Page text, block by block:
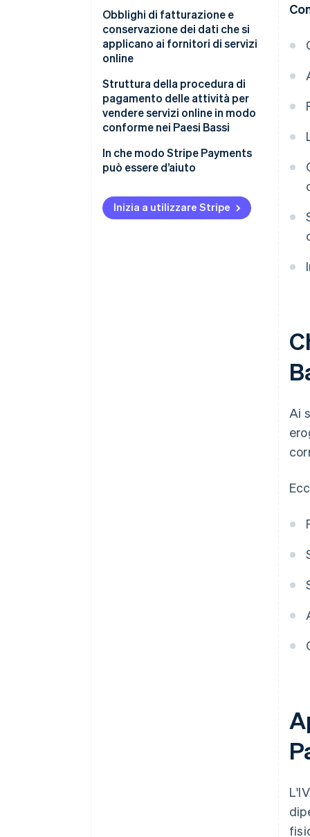
Obblighi di fatturazione e
conservazione dei dati che si
applicano ai fornitori di servizi
online
Struttura della procedura di
pagamento delle attività per
vendere servizi online in modo
conforme nei Paesi Bassi
In che modo Stripe Payments
può essere d’aiuto
Inizia a utilizzare Stripe
Ai